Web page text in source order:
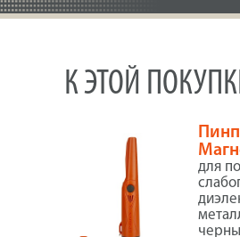
К ЭТОЙ
для